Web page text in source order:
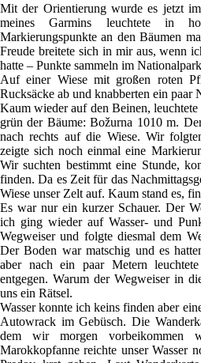
Mit der Orientierung wurde es jetzt
meines Garmins leuchtete in
Markierungspunkte an den Bäumen
Freude breitete sich in mir aus, wenn
hatte – Punkte sammeln im
Auf einer Wiese mit großen roten
Rucksäcke ab und knabberten ein paar
Kaum wieder auf den Beinen,
grün der Bäume: Božurna 1010 m.
nach rechts auf die Wiese. Wir
zeigte sich noch einmal eine
Wir suchten bestimmt eine Stunde,
finden. Da es Zeit für das
Wiese unser Zelt auf. Kaum stand es,
Es war nur ein kurzer Schauer. Der
ich ging wieder auf Wasser- und
Wegweiser und folgte diesmal dem
Der Boden war matschig und es
aber nach ein paar Metern
entgegen. Warum der Wegweiser in
uns ein Rätsel.
Wasser konnte ich keins finden aber
Autowrack im Gebüsch. Die
dem wir morgen vorbeikommen
Marokkopfanne reichte unser Wasser